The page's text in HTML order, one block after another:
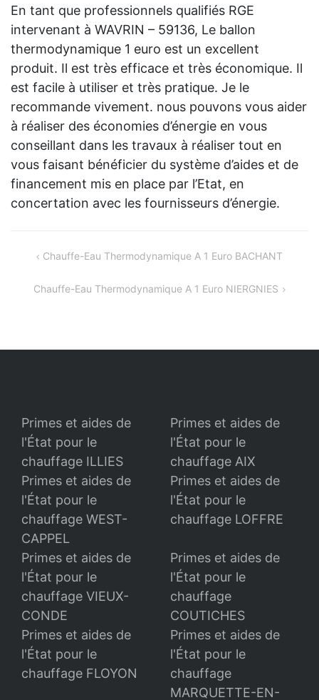
En tant que professionnels qualifiés RGE
intervenant à WAVRIN – 59136, Le ballon
thermodynamique 1 euro est un excellent
produit. Il est très efficace et très économique. Il
est facile à utiliser et très pratique. Je le
recommande vivement. nous pouvons vous aider
à réaliser des économies d’énergie en vous
conseillant dans les travaux à réaliser tout en
vous faisant bénéficier du système d’aides et de
financement mis en place par l’Etat, en
concertation avec les fournisseurs d’énergie.
Navigation
Chauffe-Eau Thermodynamique A 1 Euro BACHANT
Chauffe-Eau Thermodynamique A 1 Euro NIERGNIES
Primes et aides de
l'État pour le
chauffage ILLIES
Primes et aides de
l'État pour le
chauffage AIX
Primes et aides de
l'État pour le
chauffage WEST-
CAPPEL
Primes et aides de
l'État pour le
chauffage LOFFRE
Primes et aides de
l'État pour le
chauffage VIEUX-
CONDE
Primes et aides de
l'État pour le
chauffage
COUTICHES
Primes et aides de
l'État pour le
chauffage FLOYON
Primes et aides de
l'État pour le
chauffage
MARQUETTE-EN-